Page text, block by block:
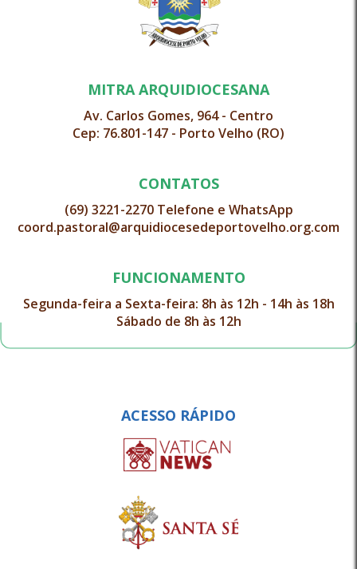
MITRA ARQUIDIOCESANA
Av. Carlos Gomes, 964 - Centro
Cep: 76.801-147 - Porto Velho (RO)
CONTATOS
(69) 3221-2270 Telefone e WhatsApp
coord.pastoral@arquidiocesedeportovelho.org.com
FUNCIONAMENTO
Segunda-feira a Sexta-feira: 8h às 12h - 14h às 18h
Sábado de 8h às 12h
ACESSO RÁPIDO